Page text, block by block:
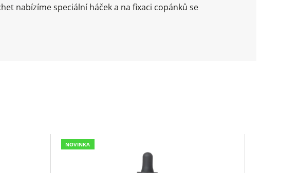
nabízíme speciální háček a na fixaci copánků se
NOVINKA